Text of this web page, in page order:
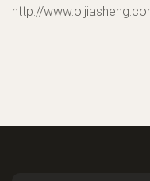
http://